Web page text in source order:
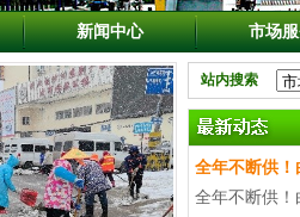
新闻中心 市场
站内搜索
全年不断供
全年不断供